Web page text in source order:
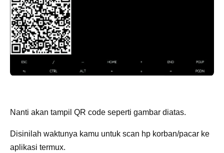
Nanti akan tampil QR code seperti gambar diatas.
Disinilah waktunya kamu untuk scan hp korban/pacar ke
aplikasi termux.